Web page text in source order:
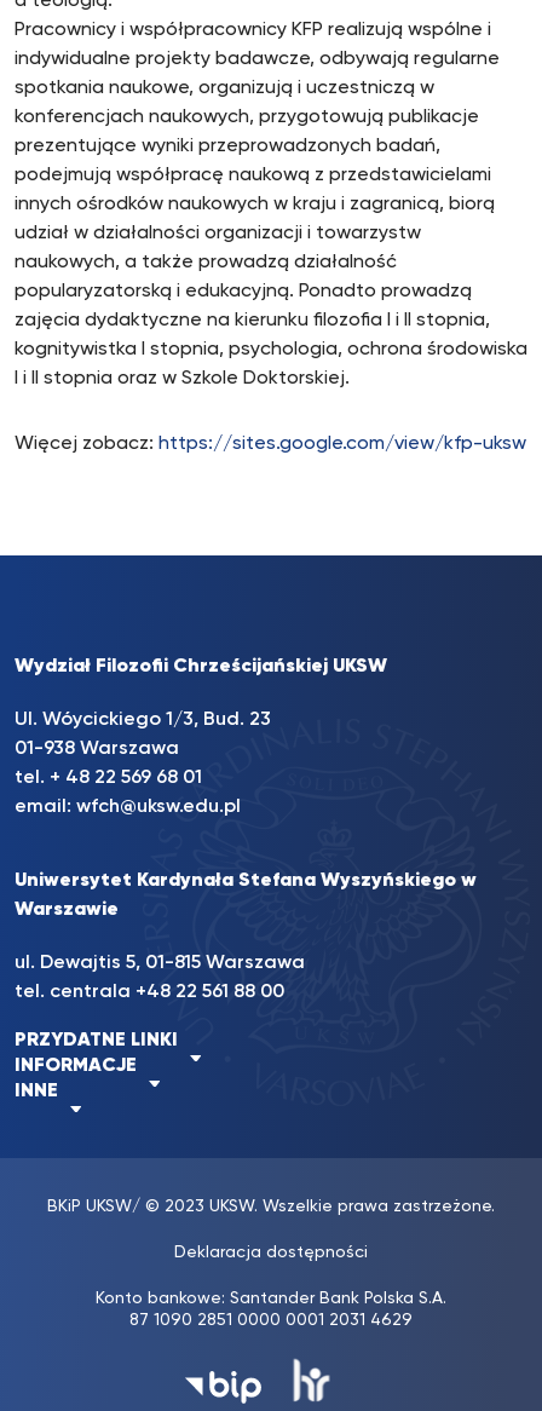
Pracownicy i współpracownicy KFP realizują wspólne i
indywidualne projekty badawcze, odbywają regularne
spotkania naukowe, organizują i uczestniczą w
konferencjach naukowych, przygotowują publikacje
prezentujące wyniki przeprowadzonych badań,
podejmują współpracę naukową z przedstawicielami
innych ośrodków naukowych w kraju i zagranicą, biorą
udział w działalności organizacji i towarzystw
naukowych, a także prowadzą działalność
popularyzatorską i edukacyjną. Ponadto prowadzą
zajęcia dydaktyczne na kierunku filozofia I i II stopnia,
kognitywistka I stopnia, psychologia, ochrona środowiska
I i II stopnia oraz w Szkole Doktorskiej.
Więcej zobacz: https://sites.google.com/view/kfp-uksw
Wydział Filozofii Chrześcijańskiej UKSW
Ul. Wóycickiego 1/3, Bud. 23
01-938 Warszawa
tel. + 48 22 569 68 01
email: wfch@uksw.edu.pl
Uniwersytet Kardynała Stefana Wyszyńskiego w
Warszawie
ul. Dewajtis 5, 01-815 Warszawa
tel. centrala +48 22 561 88 00
PRZYDATNE LINKI
INFORMACJE
INNE
BKiP UKSW/ © 2023 UKSW. Wszelkie prawa zastrzeżone.
Deklaracja dostępności
Konto bankowe: Santander Bank Polska S.A.
87 1090 2851 0000 0001 2031 4629